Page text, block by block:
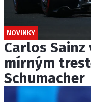
NOVINKY
Carlos
mírným
Schumacher